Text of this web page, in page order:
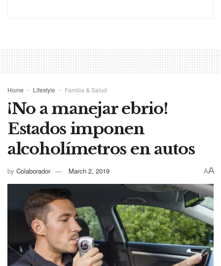
Home Lifestyle Familia & Salud
¡No a manejar ebrio!
Estados imponen
alcoholímetros en autos
by Colaborador March 2, 2019 AA